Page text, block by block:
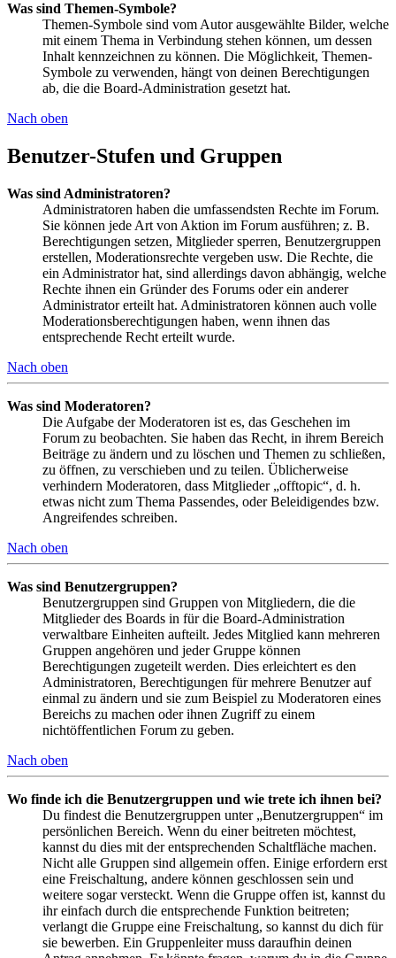
Was sind Themen-Symbole?
Themen-Symbole sind vom Autor ausgewählte Bilder, welche
mit einem Thema in Verbindung stehen können, um dessen
Inhalt kennzeichnen zu können. Die Möglichkeit, Themen-
Symbole zu verwenden, hängt von deinen Berechtigungen
ab, die die Board-Administration gesetzt hat.
Nach oben
Benutzer-Stufen und Gruppen
Was sind Administratoren?
Administratoren haben die umfassendsten Rechte im Forum.
Sie können jede Art von Aktion im Forum ausführen; z. B.
Berechtigungen setzen, Mitglieder sperren, Benutzergruppen
erstellen, Moderationsrechte vergeben usw. Die Rechte, die
ein Administrator hat, sind allerdings davon abhängig, welche
Rechte ihnen ein Gründer des Forums oder ein anderer
Administrator erteilt hat. Administratoren können auch volle
Moderationsberechtigungen haben, wenn ihnen das
entsprechende Recht erteilt wurde.
Nach oben
Was sind Moderatoren?
Die Aufgabe der Moderatoren ist es, das Geschehen im
Forum zu beobachten. Sie haben das Recht, in ihrem Bereich
Beiträge zu ändern und zu löschen und Themen zu schließen,
zu öffnen, zu verschieben und zu teilen. Üblicherweise
verhindern Moderatoren, dass Mitglieder „offtopic“, d. h.
etwas nicht zum Thema Passendes, oder Beleidigendes bzw.
Angreifendes schreiben.
Nach oben
Was sind Benutzergruppen?
Benutzergruppen sind Gruppen von Mitgliedern, die die
Mitglieder des Boards in für die Board-Administration
verwaltbare Einheiten aufteilt. Jedes Mitglied kann mehreren
Gruppen angehören und jeder Gruppe können
Berechtigungen zugeteilt werden. Dies erleichtert es den
Administratoren, Berechtigungen für mehrere Benutzer auf
einmal zu ändern und sie zum Beispiel zu Moderatoren eines
Bereichs zu machen oder ihnen Zugriff zu einem
nichtöffentlichen Forum zu geben.
Nach oben
Wo finde ich die Benutzergruppen und wie trete ich ihnen bei?
Du findest die Benutzergruppen unter „Benutzergruppen“ im
persönlichen Bereich. Wenn du einer beitreten möchtest,
kannst du dies mit der entsprechenden Schaltfläche machen.
Nicht alle Gruppen sind allgemein offen. Einige erfordern erst
eine Freischaltung, andere können geschlossen sein und
weitere sogar versteckt. Wenn die Gruppe offen ist, kannst du
ihr einfach durch die entsprechende Funktion beitreten;
verlangt die Gruppe eine Freischaltung, so kannst du dich für
sie bewerben. Ein Gruppenleiter muss daraufhin deinen